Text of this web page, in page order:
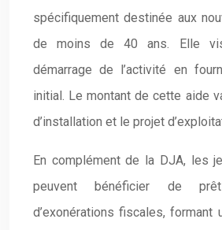
spécifiquement destinée aux
de moins de 40 ans. Elle
démarrage de l’activité en
initial. Le montant de cette aide
d’installation et le projet
En complément de la DJA, les
peuvent bénéficier de
d’exonérations fiscales, formant